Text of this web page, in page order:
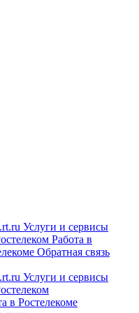
Услуги и сервисы
Работа в
Обратная связь
Услуги и сервисы
в Ростелекоме